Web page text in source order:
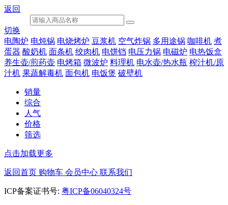
返回
切换
电陶炉 电炖锅 电烧烤炉 豆浆机 空气炸锅 多用途锅 咖啡机 煮
蛋器 酸奶机 面条机 绞肉机 电饼铛 电压力锅 电磁炉 电热饭盒
养生壶/煎药壶 电烤箱 微波炉 料理机 电水壶/热水瓶 榨汁机/原
汁机 果蔬解毒机 面包机 电饭煲 破壁机
销量
综合
人气
价格
筛选
点击加载更多
返回首页 购物车 会员中心 联系我们
ICP备案证书号: 粤ICP备06040324号